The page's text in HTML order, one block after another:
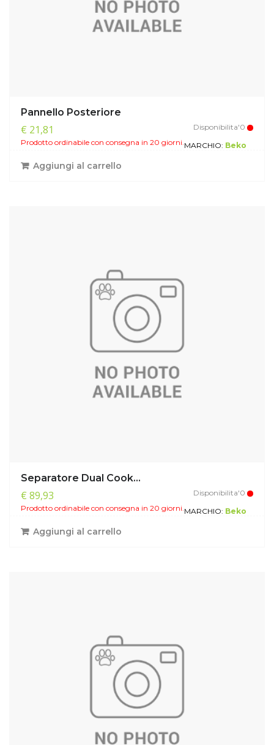
Pannello Posteriore
€ 21,81
Disponibilita'0
Prodotto ordinabile con consegna in 20 giorni.MARCHIO: Beko
Aggiungi al carrello
Separatore Dual Cook...
€ 89,93
Disponibilita'0
Prodotto ordinabile con consegna in 20 giorni.MARCHIO: Beko
Aggiungi al carrello